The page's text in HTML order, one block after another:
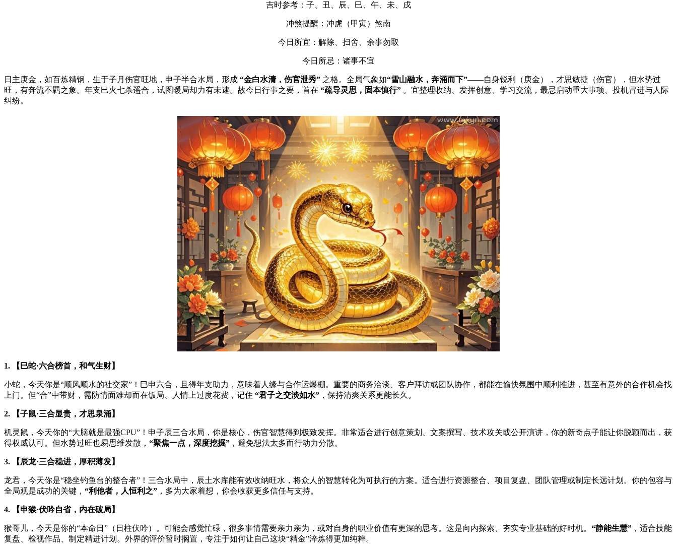
吉时参考：子、丑、辰、巳、午、未、戌
冲煞提醒：冲虎（甲寅）煞南
今日所宜：解除、扫舍、余事勿取
今日所忌：诸事不宜
日主庚金，如百炼精钢，生于子月伤官旺地，申子半合水局，形成 “金白水清，伤官泄秀” 之格。全局气象如“雪山融水，奔涌而下”——自身锐利（庚金），才思敏捷（伤官），但水势过
旺，有奔流不羁之象。年支巳火七杀遥合，试图暖局却力有未逮。故今日行事之要，首在 “疏导灵思，固本慎行” 。宜整理收纳、发挥创意、学习交流，最忌启动重大事项、投机冒进与人际
纠纷。
1. 【巳蛇·六合榜首，和气生财】
小蛇，今天你是“顺风顺水的社交家”！巳申六合，且得年支助力，意味着人缘与合作运爆棚。重要的商务洽谈、客户拜访或团队协作，都能在愉快氛围中顺利推进，甚至有意外的合作机会找
上门。但“合”中带财，需防情面难却而在饭局、人情上过度花费，记住 “君子之交淡如水” ，保持清爽关系更能长久。
2. 【子鼠·三合显贵，才思泉涌】
机灵鼠，今天你的“大脑就是最强CPU”！申子辰三合水局，你是核心，伤官智慧得到极致发挥。非常适合进行创意策划、文案撰写、技术攻关或公开演讲，你的新奇点子能让你脱颖而出，获
得权威认可。但水势过旺也易思维发散， “聚焦一点，深度挖掘” ，避免想法太多而行动力分散。
3. 【辰龙·三合稳进，厚积薄发】
龙君，今天你是“稳坐钓鱼台的整合者”！三合水局中，辰土水库能有效收纳旺水，将众人的智慧转化为可执行的方案。适合进行资源整合、项目复盘、团队管理或制定长远计划。你的包容与
全局观是成功的关键， “利他者，人恒利之” ，多为大家着想，你会收获更多信任与支持。
4. 【申猴·伏吟自省，内在破局】
猴哥儿，今天是你的“本命日”（日柱伏吟）。可能会感觉忙碌，很多事情需要亲力亲为，或对自身的职业价值有更深的思考。这是向内探索、夯实专业基础的好时机。 “静能生慧” ，适合技能
复盘、检视作品、制定精进计划。外界的评价暂时搁置，专注于如何让自己这块“精金”淬炼得更加纯粹。